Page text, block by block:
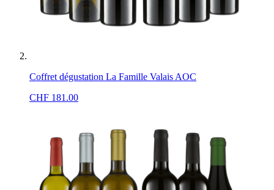
Coffret dégustation La Famille Valais AOC
CHF 181.00